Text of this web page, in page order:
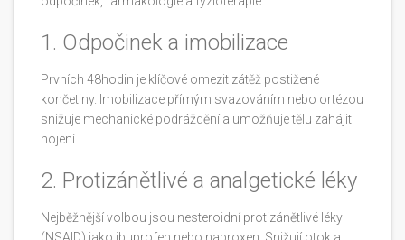
1. Odpočinek a imobilizace
Prvních 48hodin je klíčové omezit zátěž postižené
končetiny. Imobilizace přímým svazováním nebo ortézou
snižuje mechanické podráždění a umožňuje tělu zahájit
hojení.
2. Protizánětlivé a analgetické léky
Nejběžnější volbou jsou nesteroidní protizánětlivé léky